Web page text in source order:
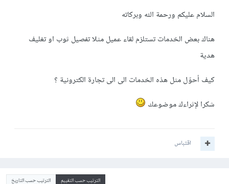
السلام عليكم ورحمة الله وبركاته
هناك بعض الخدمات تستلزم لقاء عميل مثلا تفصيل ثوب او تغليف
هدية
كيف أحوّل مثل هذه الخدمات الى الى تجارة الكترونية ؟
شكرا لإثراءك موضوعك
اقتباس
الترتيب حسب التقييم الترتيب حسب التاريخ